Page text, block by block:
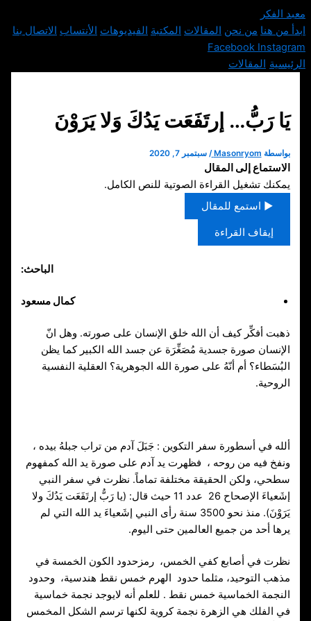
تخطي
إلى
المحتوى
معبد الفكر
ابدأ من هنا من نحن المقالات المكتبة الفيديوهات الأنتساب الاتصال بنا
Facebook Instagram
الرئيسية المقالات
يَا رَبُّ… إرتَفَعَت يَدُكَ وَلا يَرَوْنَ
بواسطة Masonryom
/سبتمبر 7, 2020
الاستماع إلى المقال
يمكنك تشغيل القراءة الصوتية للنص الكامل.
▶ استمع للمقال
إيقاف القراءة
الباحث:
كمال مسعود
ذهبت أفكِّر كيف أن الله خلق الإنسان على صورته. وهل انّ
الإنسان صورة جسدية مُصَغِّرَة عن جسد الله الكبير كما يظن
البُسَطاء؟ أم أنّهُ على صورة الله الجوهرية؟ العقلية النفسية
الروحية.
ألله في أسطورة سفر التكوين : جَبَلَ آدم من تراب جبلهُ بيده ،
ونفخ فيه من روحه ، فظهرت يد آدم على صورة يد الله كمفهوم
سطحي، ولكن الحقيقة مختلفة تماماً. نظرت في سفر النبي
إشَعياءَ الإصحاح 26 عدد 11 حيث قال: (يا رَبُّ إرتَفَعَت يَدُكَ ولا
يَرَوْنَ). منذ نحو 3500 سنة رأى النبي إشَعياءَ يد الله التي لم
يرها أحد من جميع العالمين حتى اليوم.
نظرت في أصابع كفي الخمس، رمزحدود الكون الخمسة في
مذهب التوحيد، مثلما حدود الهرم خمس نقط هندسية، وحدود
النجمة الخماسية خمس نقط . للعلم أنه لايوجد نجمة خماسية
في الفلك هي الزهرة نجمة كروية لكنها ترسم الشكل المخمس